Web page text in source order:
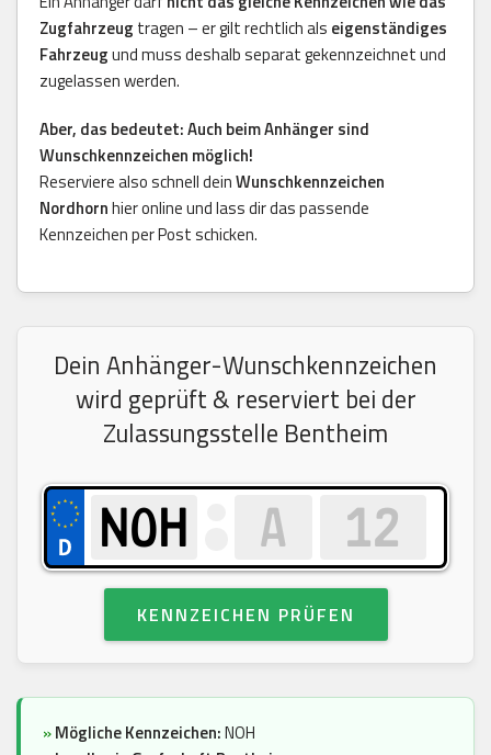
Zugfahrzeug tragen – er gilt rechtlich als eigenständiges
Fahrzeugund muss deshalb separat gekennzeichnet und
zugelassen werden.
Aber, das bedeutet: Auch beim Anhänger sind
Wunschkennzeichen möglich!
Reserviere also schnell deinWunschkennzeichen
Nordhornhier online und lass dir das passende
Kennzeichen per Post schicken.
Dein Anhänger-Wunschkennzeichen
wird geprüft & reserviert bei der
Zulassungsstelle Bentheim
KENNZEICHEN PRÜFEN
»Mögliche Kennzeichen:NOH